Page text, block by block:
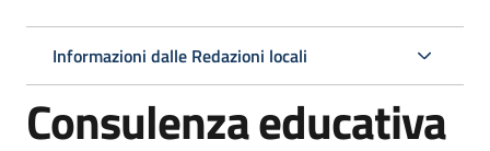
Menu selezionato
per
le
Informazioni dalle Redazioni locali
Consulenza educativa